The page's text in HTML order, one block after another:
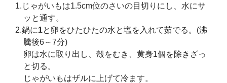
1.じゃがいもは1.5cm位のさいの目切りにし、水にサ
ッと通す。
2.鍋に1と卵をひたひたの水と塩を入れて茹でる。(沸
騰後6～7分)
卵は水に取り出し、殻をむき、黄身1個を除きざっ
と切る。
じゃがいもはザルに上げて冷ます。